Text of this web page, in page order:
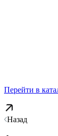
Перейти в
Назад